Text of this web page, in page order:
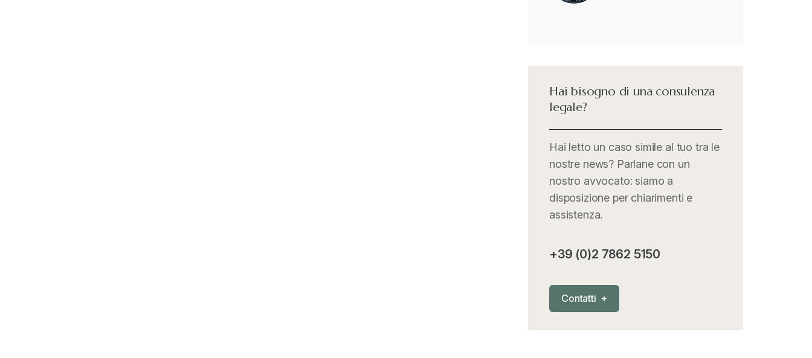
Hai bisogno di una consulenza
legale?
Hai letto un caso simile al tuo tra le
nostre news? Parlane con un
nostro avvocato: siamo a
disposizione per chiarimenti e
assistenza.
+39 (0)2 7862 5150
Contatti +